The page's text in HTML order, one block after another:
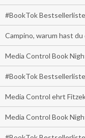
#BookTok
Campino, warum hast du
Media Control Book
#BookTok
Media Control ehrt
Media Control Book